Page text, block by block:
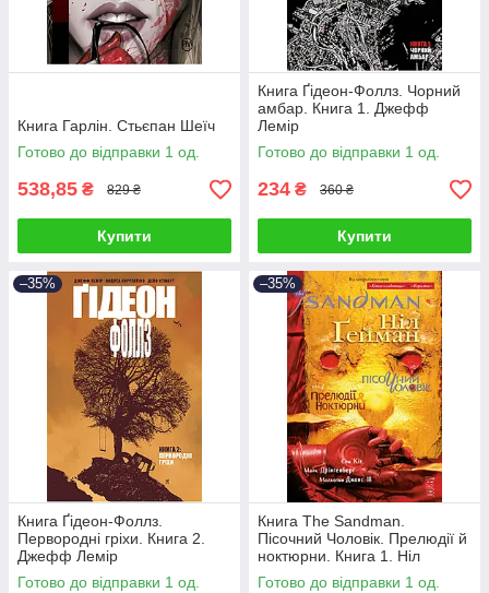
Книга Гарлін. Стьєпан Шеїч
Готово до відправки 1 од.
538,85 ₴ 829 ₴
Купити
Книга Ґідеон-Фоллз. Чорний
амбар. Книга 1. Джефф
Лемір
Готово до відправки 1 од.
234 ₴ 360 ₴
Купити
–35%
Книга Ґідеон-Фоллз.
Первородні гріхи. Книга 2.
Джефф Лемір
Готово до відправки 1 од.
–35%
Книга The Sandman.
Пісочний Чоловік. Прелюдії й
ноктюрни. Книга 1. Ніл
Ґейман
Готово до відправки 1 од.